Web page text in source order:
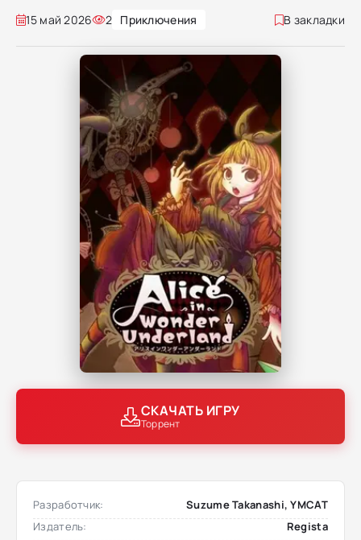
15 май 2026 2 Приключения В закладки
СКАЧАТЬ ИГРУ
Торрент
Разработчик:
Suzume Takanashi, YMCAT
Издатель:
Regista